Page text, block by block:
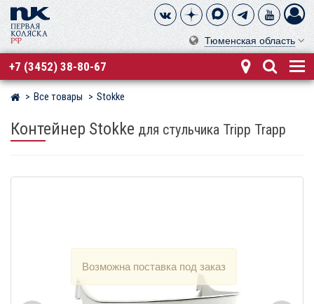
Тюменская область
+7 (3452) 38-80-67
Магазин детских колясок
Все товары Stokke
Контейнер Stokke для стульчика Tripp Trapp